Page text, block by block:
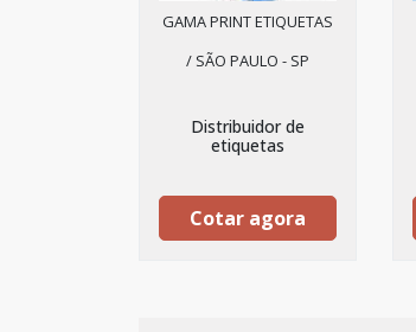
GAMA PRINT ETIQUETAS
/ SÃO PAULO - SP
Distribuidor de
etiquetas
Cotar agora